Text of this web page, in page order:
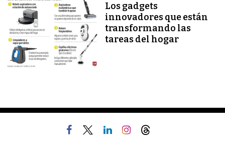
Los gadgets
innovadores que están
transformando las
tareas del hogar